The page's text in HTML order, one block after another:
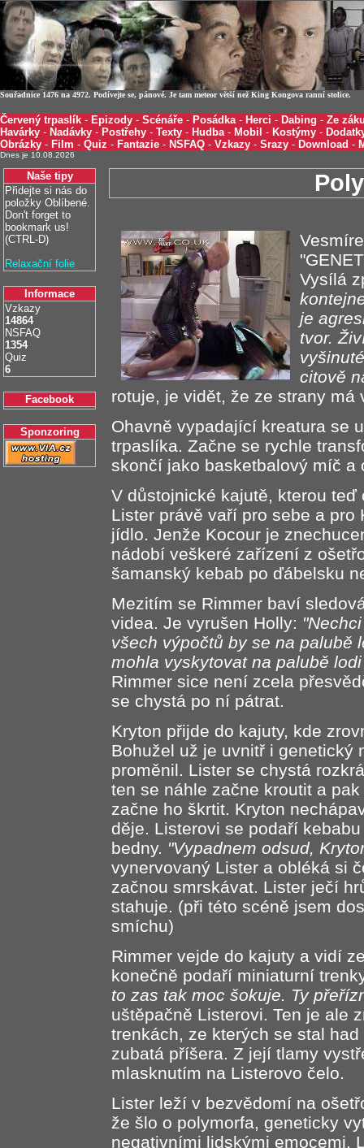
Souřadnice 1476 na 4972. Podívejte se, pánové. Je tam meteor větší než King Kongova ranní stolice.
Červený trpaslík - Epizody - Scénáře - Posádka- Herci - Dabing - Ze
Havárky - Nadávky - Postřehy - Texty - Hudba- Mobil - Kostýmy -
Obrázky - Film - Quiz - Fantazie - NSFAQ - Vzkazy - Srazy - Download -
Dnes je 10.08.2026
Naše tipy
Přidejte si nás do
položky Oblíbené.
Don't forget to
bookmark us!
(CTRL-D)
Relaxační folie
Informace
Vzkazy
14864
NSFAQ
1354
Quiz
6
Facebook
Sponzoring
Vysílá
je
tvor.
citově
rotuje, je vidět, že ze strany má
Ohavně vypadající kreatura se
trpaslíka. Začne se rychle
skončí jako basketbalový míč a
V důstojnické kajutě, kterou
Lister právě vaří pro sebe a
jídlo. Jenže Kocour je
nádobí veškeré zařízení z
šamanský kebab po ďábelsku
Mezitím se Rimmer baví
videa. Je vyrušen Holly:
všech výpočtů by se na palubě
mohla vyskytovat na palubě
Rimmer sice není zcela
se chystá po ní pátrat.
Kryton přijde do kajuty, kde
Bohužel už je uvnitř i genetický
proměnil. Lister se chystá
ten se náhle začne kroutit a
začne ho škrtit. Kryton
děje. Listerovi se podaří
bedny. "Vypadnem odsud,
vynervovaný Lister a obléká si
začnou smrskávat. Lister ječí
stahuje. (při této scéně jsem
smíchu)
Rimmer vejde do kajuty a vidí
konečně podaří miniaturní
to zas tak moc šokuje. Ty
uštěpačně Listerovi. Ten je ale
trenkách, ze kterých se stal
zubatá příšera. Z její tlamy
mlasknutím na Listerovo čelo.
Lister leží v bezvědomí na
že šlo o polymorfa, geneticky
negativními lidskými emocemi.